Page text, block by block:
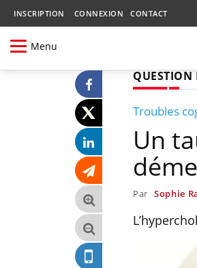
INSCRIPTION CONNEXION CONTACT
Menu
QUESTION
Troubles
Un
Par Sophie